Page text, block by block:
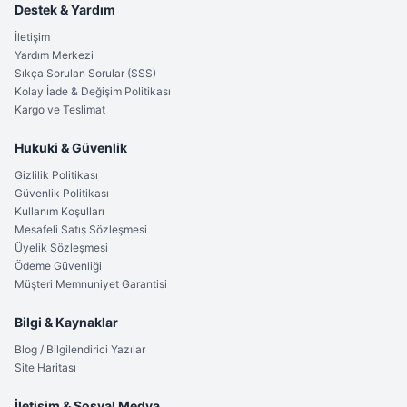
Editörün Notu
"Eğer burun kıllarınızı cımbızla çekme acısına veya
kalitesiz makinelerin tüyleri takılarak çekmesine son
vermek istiyorsanız, ER-GN30 kesinlikle doğru tercih.
ÖzellikleSmart Wash
kazandırıyor. Hijyen ve güvenlik arayan her erkeğin banyo
dolabında olması gereken bir parça."
Destek & Yardım
İletişim
Yardım Merkezi
Sıkça Sorulan Sorular (SSS)
Kolay İade & Değişim Politikası
Kargo ve Teslimat
Hukuki & Güvenlik
Gizlilik Politikası
Güvenlik Politikası
Kullanım Koşulları
Mesafeli Satış Sözleşmesi
Üyelik Sözleşmesi
Ödeme Güvenliği
Müşteri Memnuniyet Garantisi
Bilgi & Kaynaklar
Blog / Bilgilendirici Yazılar
Site Haritası